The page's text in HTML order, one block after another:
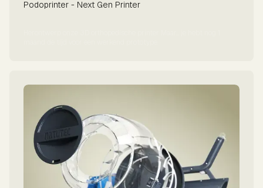
Podoprinter - Next Gen Printer